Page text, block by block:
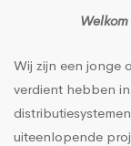
Wij zijn een jonge
verdient hebben
uiteenlopende